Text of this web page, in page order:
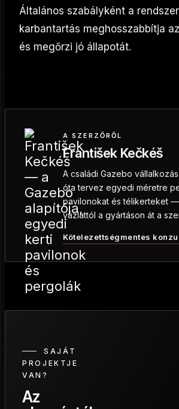
Általános szabályként a
karbantartás meghosszabbítja
és megőrzi jó állapotát.
A SZERZŐRŐL
František Kečkéš
A családi Gazebo
óta tervez egyedi méretre
pavilonokat és télikerteket
vázlattól a gyártáson át a
Kötelezettségmentes
SAJÁT
PROJEKTJE
VAN?
Az